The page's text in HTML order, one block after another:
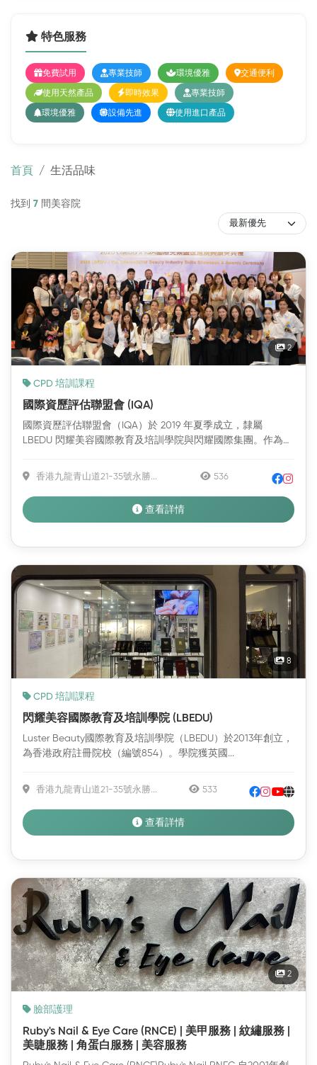
特色服務
免費試用 專業技師 環境優雅
交通便利
使用天然產品
即時效果
專業技師
環境優雅
設備先進 使用進口產品
首頁 生活品味
找到 7 間美容院
精選
推薦
2
CPD 培訓課程
國際資歷評估聯盟會 (IQA)
國際資歷評估聯盟會（IQA）於 2019 年夏季成立，隸屬
LBEDU 閃耀美容國際教育及培訓學院與閃耀國際集團。作為
香港九龍青山道21-35號永勝... 536
查看詳情
精選
8
CPD 培訓課程
閃耀美容國際教育及培訓學院 (LBEDU)
Luster Beauty國際教育及培訓學院（LBEDU）於2013年創立，
為香港政府註冊院校（編號854）。學院獲英國...
香港九龍青山道21-35號永勝... 533
查看詳情
2
臉部護理
Ruby's Nail & Eye Care (RNCE) | 美甲服務 | 紋繡服務 |
美睫服務 | 角蛋白服務 | 美容服務